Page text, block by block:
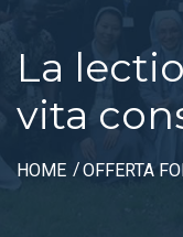
La
vita
HOME OFFERTA